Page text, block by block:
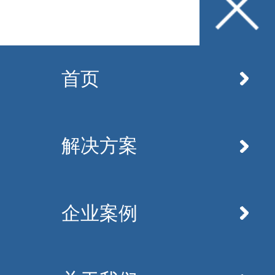
首页
解决方案
企业案例